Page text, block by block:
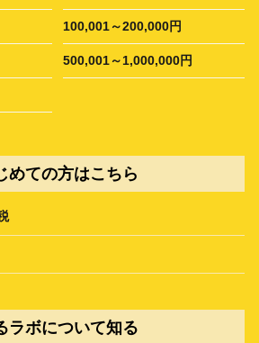
100,001～200,000円
500,001～1,000,000円
めての方はこちら
ラボについて知る